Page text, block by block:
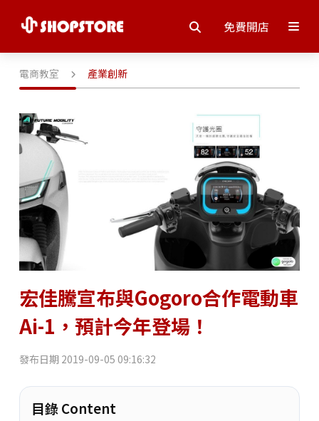
免費開店
電商教室 產業創新
宏佳騰宣布與Gogoro合作電動車
Ai-1，預計今年登場！
發布日期 2019-09-05 09:16:32
目錄 Content